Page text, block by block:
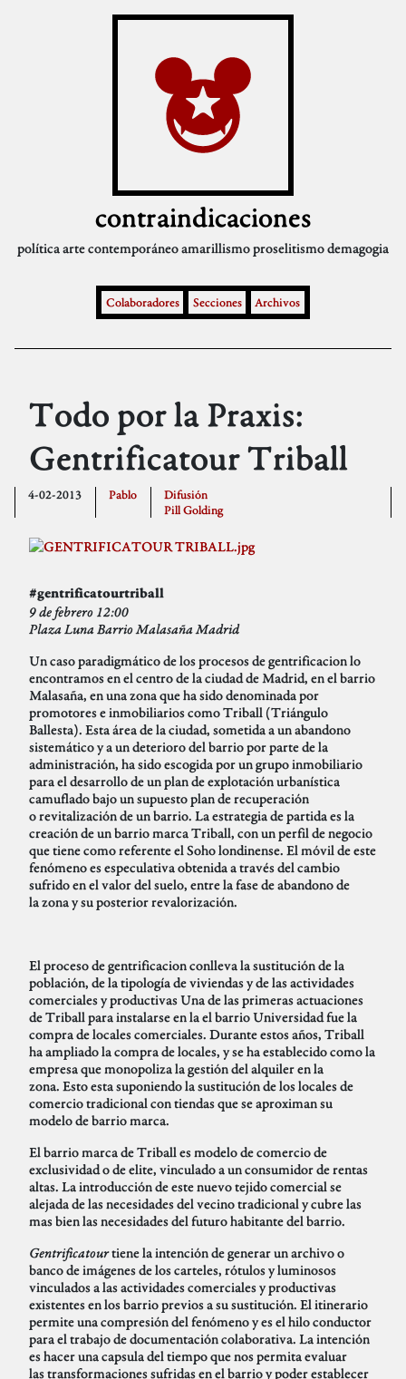
contraindicaciones
políticaarte contemporáneoamarillismoproselitismodemagogia
Colaboradores Secciones Archivos
Todo por la Praxis:
Gentrificatour Triball
4-02-2013 Pablo
Difusión
Pill Golding
#gentrificatourtriball
9 de febrero 12:00
Plaza Luna Barrio Malasaña Madrid
Un caso paradigmático de los procesos de gentrificacion lo
encontramos en el centro de la ciudad de Madrid, en el barrio
Malasaña, en una zona que ha sido denominada por
promotores e inmobiliarios como Triball (Triángulo
Ballesta). Esta área de la ciudad, sometida a un abandono
sistemático y a un deterioro del barrio por parte de la
administración, ha sido escogida por un grupo inmobiliario
para el desarrollo de un plan de explotación urbanística
camuflado bajo un supuesto plan de recuperación
o revitalización de un barrio. La estrategia de partida es la
creación de un barrio marca Triball, con un perfil de negocio
que tiene como referente el Soho londinense. El móvil de este
fenómeno es especulativa obtenida a través del cambio
sufrido en el valor del suelo, entre la fase de abandono de
la zona y su posterior revalorización.
El proceso de gentrificacion conlleva la sustitución de la
población, de la tipología de viviendas y de las actividades
comerciales y productivas Una de las primeras actuaciones
de Triball para instalarse en la el barrio Universidad fue la
compra de locales comerciales. Durante estos años, Triball
ha ampliado la compra de locales, y se ha establecido como la
empresa que monopoliza la gestión del alquiler en la
zona. Esto esta suponiendo la sustitución de los locales de
comercio tradicional con tiendas que se aproximan su
modelo de barrio marca.
El barrio marca de Triball es modelo de comercio de
exclusividad o de elite, vinculado a un consumidor de rentas
altas. La introducción de este nuevo tejido comercial se
alejada de las necesidades del vecino tradicional y cubre las
mas bien las necesidades del futuro habitante del barrio.
Gentrificatourtiene la intención de generar un archivo o
banco de imágenes de los carteles, rótulos y luminosos
vinculados a las actividades comerciales y productivas
existentes en los barrio previos a su sustitución. El itinerario
permite una compresión del fenómeno y es el hilo conductor
para el trabajo de documentación colaborativa. La intención
es hacer una capsula del tiempo que nos permita evaluar
las transformaciones sufridas en el barrio y poder establecer